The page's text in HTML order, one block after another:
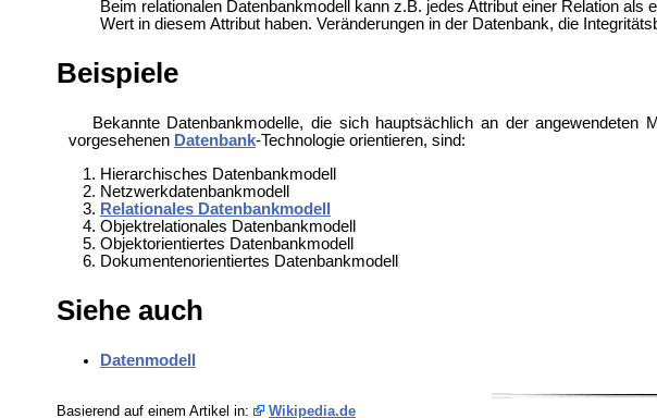
Beim relationalen Datenbankmodell kann z.B. jedes Attribut einer Relation
Wert in diesem Attribut haben. Veränderungen in der Datenbank, die
Beispiele
Bekannte Datenbankmodelle, die sich hauptsächlich an der angewendeten
vorgesehenen Datenbank-Technologie orientieren, sind:
Hierarchisches Datenbankmodell
Netzwerkdatenbankmodell
Relationales Datenbankmodell
Objektrelationales Datenbankmodell
Objektorientiertes Datenbankmodell
Dokumentenorientiertes Datenbankmodell
Siehe auch
Datenmodell
Basierend auf einem Artikel in: Wikipedia.de